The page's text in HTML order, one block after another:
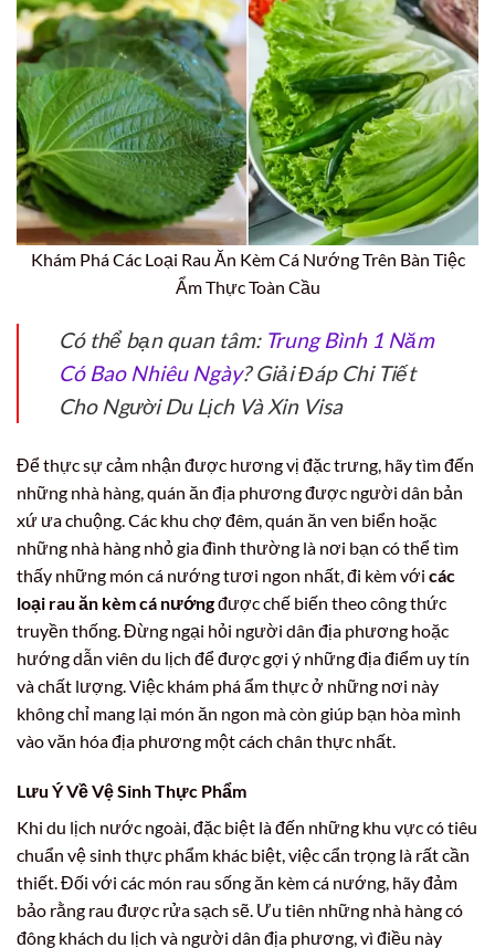
Khám Phá Các Loại Rau Ăn Kèm Cá Nướng Trên Bàn Tiệc
Ẩm Thực Toàn Cầu
Có thể bạn quan tâm: Trung Bình 1 Năm
Có Bao Nhiêu Ngày? Giải Đáp Chi Tiết
Cho Người Du Lịch Và Xin Visa
Để thực sự cảm nhận được hương vị đặc trưng, hãy tìm đến
những nhà hàng, quán ăn địa phương được người dân bản
xứ ưa chuộng. Các khu chợ đêm, quán ăn ven biển hoặc
những nhà hàng nhỏ gia đình thường là nơi bạn có thể tìm
thấy những món cá nướng tươi ngon nhất, đi kèm với các
loại rau ăn kèm cá nướngđược chế biến theo công thức
truyền thống. Đừng ngại hỏi người dân địa phương hoặc
hướng dẫn viên du lịch để được gợi ý những địa điểm uy tín
và chất lượng. Việc khám phá ẩm thực ở những nơi này
không chỉ mang lại món ăn ngon mà còn giúp bạn hòa mình
vào văn hóa địa phương một cách chân thực nhất.
Lưu Ý Về Vệ Sinh Thực Phẩm
Khi du lịch nước ngoài, đặc biệt là đến những khu vực có tiêu
chuẩn vệ sinh thực phẩm khác biệt, việc cẩn trọng là rất cần
thiết. Đối với các món rau sống ăn kèm cá nướng, hãy đảm
bảo rằng rau được rửa sạch sẽ. Ưu tiên những nhà hàng có
đông khách du lịch và người dân địa phương, vì điều này